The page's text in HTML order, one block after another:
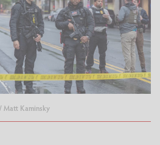
Kaminsky